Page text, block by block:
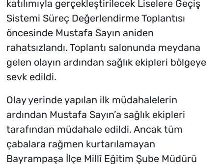
katılımıyla gerçekleştirilecek Liselere Geçiş
Sistemi Süreç Değerlendirme Toplantısı
öncesinde Mustafa Sayın aniden
rahatsızlandı. Toplantı salonunda meydana
gelen olayın ardından sağlık ekipleri bölgeye
sevk edildi.
Olay yerinde yapılan ilk müdahalelerin
ardından Mustafa Sayın’a sağlık ekipleri
tarafından müdahale edildi. Ancak tüm
çabalara rağmen kurtarılamayan
Bayrampaşa İlçe Millî Eğitim Şube Müdürü